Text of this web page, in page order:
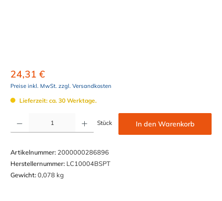
24,31 €
Preise inkl. MwSt. zzgl. Versandkosten
Lieferzeit: ca. 30 Werktage.
Stück In den Warenkorb
Artikelnummer: 2000000286896
Herstellernummer: LC10004BSPT
Gewicht:0,078 kg